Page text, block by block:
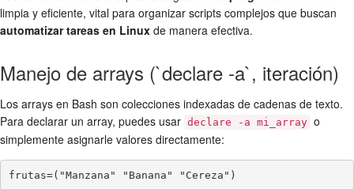
limpia y eficiente, vital para organizar scripts complejos que buscan
automatizar tareas en Linux de manera efectiva.
Manejo de arrays (`declare -a`, iteración)
Los arrays en Bash son colecciones indexadas de cadenas de texto.
Para declarar un array, puedes usar declare -a mi_array o
simplemente asignarle valores directamente: